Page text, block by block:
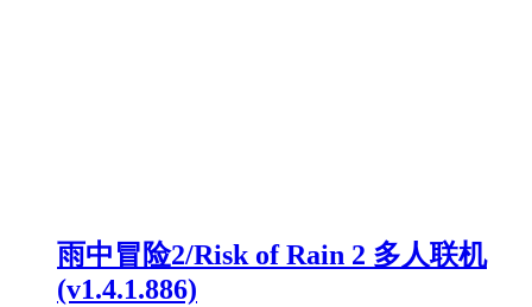
雨中冒险2/Risk of Rain 2 多人联机
(v1.4.1.886)